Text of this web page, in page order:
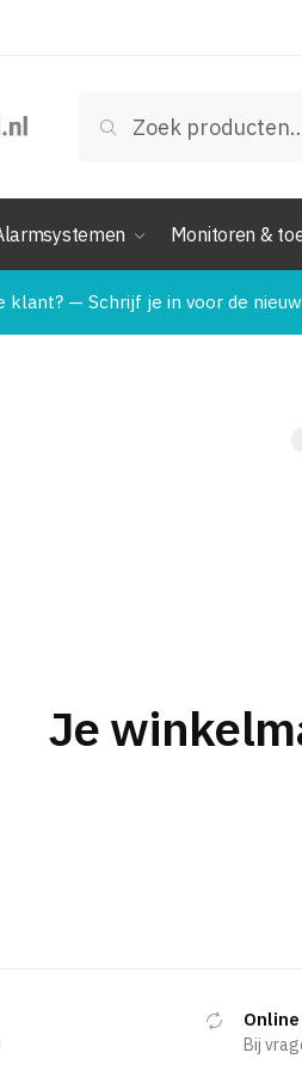
naar:
Zoeken
Monitoren &
klant? — Schrijf je in voor de
Je
Bij